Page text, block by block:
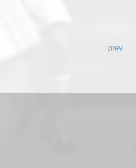
prev